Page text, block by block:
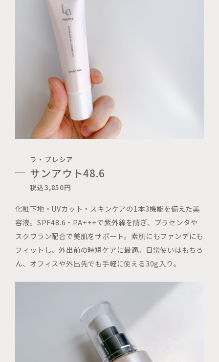
ラ・プレシア
サンアウト48.6
税込3,850円
化粧下地・UVカット・スキンケアの1本3機能を備えた美
容液。SPF48.6・PA+++で紫外線を防ぎ、プラセンタや
スクワラン配合で美肌をサポート。素肌にもファンデにも
フィットし、外出前の時短ケアに最適。日常使いはもちろ
ん、オフィスや外出先でも手軽に使える30g入り。